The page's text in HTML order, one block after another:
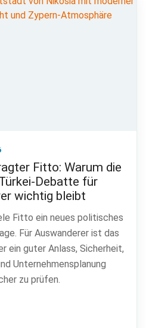
Fitto: Warum die
Debatte für
wichtig bleibt
Fitto ein neues politisches
Für Auswanderer ist das
ein guter Anlass, Sicherheit,
Unternehmensplanung
zu prüfen.